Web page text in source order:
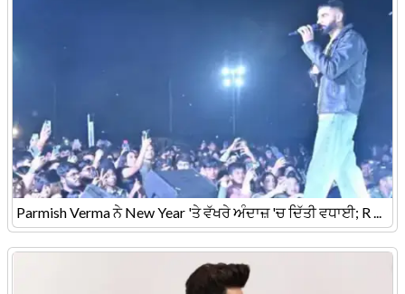
Parmish Verma ਨੇ New Year 'ਤੇ ਵੱਖਰੇ ਅੰਦਾਜ਼ 'ਚ ਦਿੱਤੀ ਵਧਾਈ; R ...